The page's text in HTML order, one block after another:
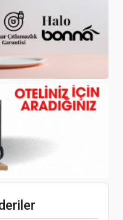
turizm
kararı
istedi
açtı